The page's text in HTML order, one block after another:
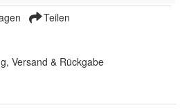
Teilen
Versand & Rückgabe